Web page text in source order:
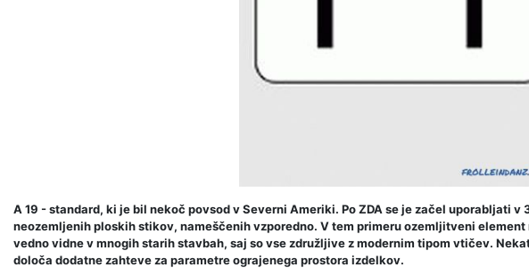
A 19 - standard, ki je bil nekoč povsod v Severni Ameriki. Po ZDA se je začel uporabljati
neozemljenih ploskih stikov, nameščenih vzporedno. V tem primeru ozemljitveni element
vedno vidne v mnogih starih stavbah, saj so vse združljive z modernim tipom vtičev.
določa dodatne zahteve za parametre ograjenega prostora izdelkov.